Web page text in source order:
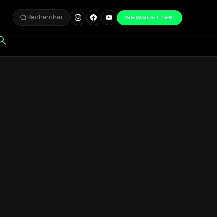
Rechercher NEWSLETTER